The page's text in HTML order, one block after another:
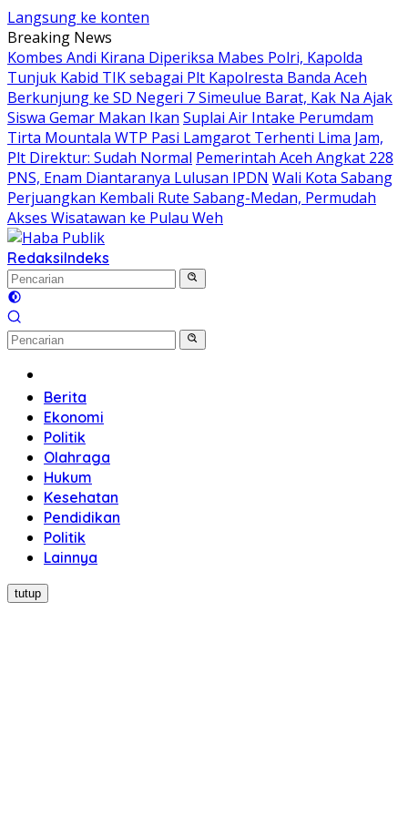
Langsung ke konten
Breaking News
Kombes Andi Kirana Diperiksa Mabes Polri, Kapolda
Tunjuk Kabid TIK sebagai Plt Kapolresta Banda Aceh
Berkunjung ke SD Negeri 7 Simeulue Barat, Kak Na Ajak
Siswa Gemar Makan Ikan Suplai Air Intake Perumdam
Tirta Mountala WTP Pasi Lamgarot Terhenti Lima Jam,
Plt Direktur: Sudah Normal Pemerintah Aceh Angkat 228
PNS, Enam Diantaranya Lulusan IPDN Wali Kota Sabang
Perjuangkan Kembali Rute Sabang-Medan, Permudah
Akses Wisatawan ke Pulau Weh
RedaksiIndeks
Berita
Ekonomi
Politik
Olahraga
Hukum
Kesehatan
Pendidikan
Politik
Lainnya
tutup